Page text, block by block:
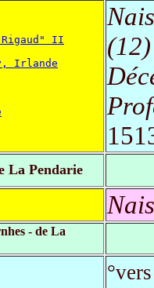
II
Irlande
(12)
La Pendarie
- de La